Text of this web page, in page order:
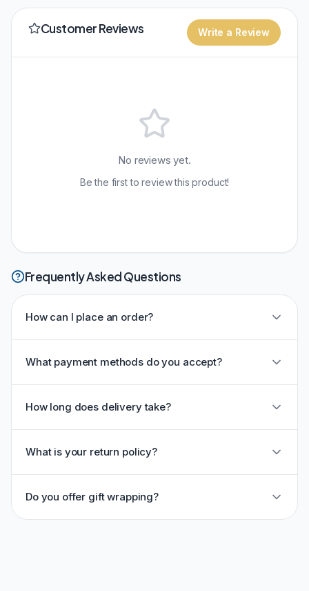
Customer Reviews Write a Review
No reviews yet.
Be the first to review this product!
Frequently Asked Questions
How can I place an order?
What payment methods do you accept?
How long does delivery take?
What is your return policy?
Do you offer gift wrapping?